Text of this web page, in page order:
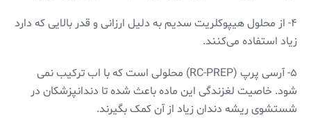
۴- از محلول هیپوکلریت سدیم به دلیل ارزانی و قدر بالایی که دارد
زیاد استفاده می‌کنند.
۵- آرسی پرپ (RC-PREP) محلولی است که با اب ترکیب نمی
شود. خاصیت لغزندگی این ماده باعث شده تا دندانپزشکان در
شستشوی ریشه دندان زیاد از آن کمک بگیرند.